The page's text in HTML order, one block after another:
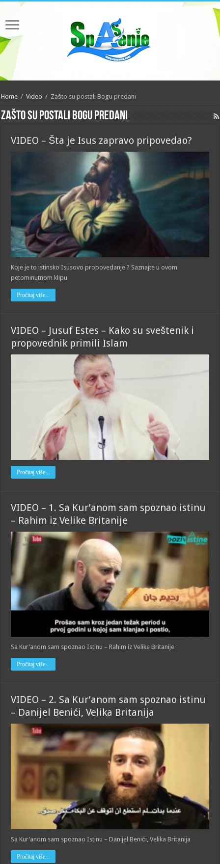
Home / Video / Zašto su postali Bogu predani
Zašto su postali Bogu predani
VIDEO – Šta je Isus zapravo pripovedao?
Koje je to istinsko Isusovo propovedanje ? Saznajte u ovom
petominutnom klipu
Pročitaj više...
VIDEO – Jusuf Estes – Kako su sveštenik i
propovednik primili Islam
Pročitaj više...
VIDEO – 1. Sa Kur’anom sam spoznao istinu
– Rahim iz Velike Britanije
Sa Kur’anom sam spoznao Istinu – Rahim iz Velike Britanije
Pročitaj više...
VIDEO – 2. Sa Kur’anom sam spoznao istinu
– Danijel Benići, Velika Britanija
Sa Kur’anom sam spoznao Istinu – Danijel Benići, Velika Britanija
Pročitaj više...